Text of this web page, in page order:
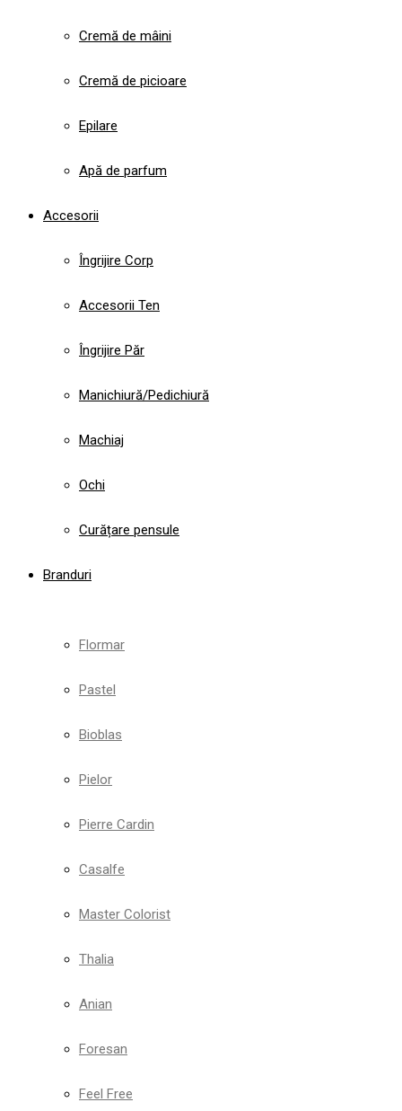
Cremă de mâini
Cremă de picioare
Epilare
Apă de parfum
Accesorii
Îngrijire Corp
Accesorii Ten
Îngrijire Păr
Manichiură/Pedichiură
Machiaj
Ochi
Curățare pensule
Branduri
Flormar
Pastel
Bioblas
Pielor
Pierre Cardin
Casalfe
Master Colorist
Thalia
Anian
Foresan
Feel Free